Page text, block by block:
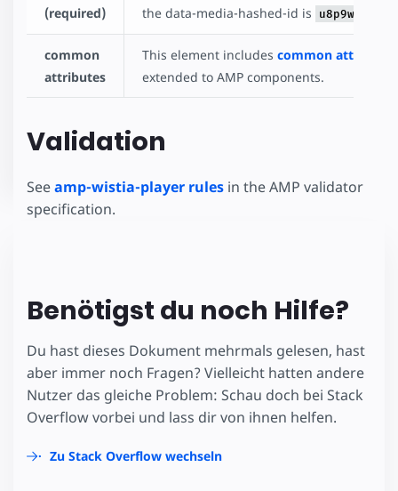
(required)
the data-media-hashed-id is
u8p9wq6mq8
common
attributes
This element includes common attributes
extended to AMP components.
Validation
Seeamp-wistia-player rules in the AMP validator
specification.
Benötigst du noch Hilfe?
Du hast dieses Dokument mehrmals gelesen, hast
aber immer noch Fragen? Vielleicht hatten andere
Nutzer das gleiche Problem: Schau doch bei Stack
Overflow vorbei und lass dir von ihnen helfen.
Zu Stack Overflow wechseln